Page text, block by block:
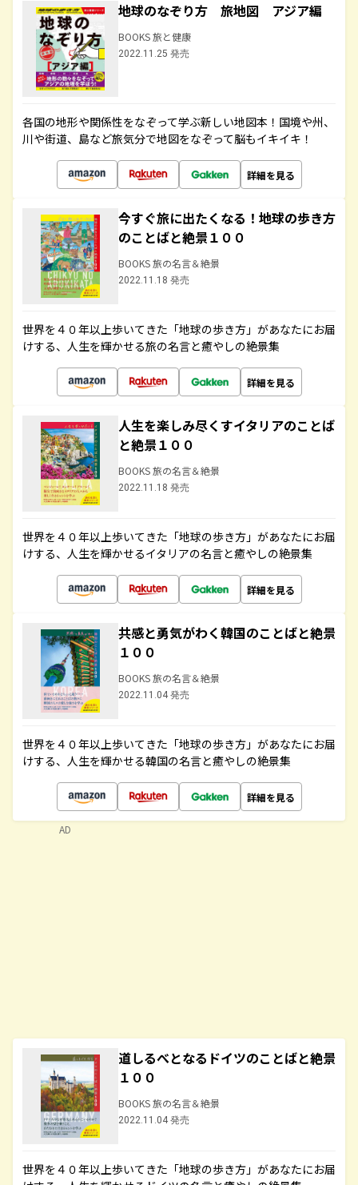
地球のなぞり方 旅地図 アジア編
BOOKS 旅と健康
2022.11.25 発売
各国の地形や関係性をなぞって学ぶ新しい地図本！国境や州、
川や街道、島など旅気分で地図をなぞって脳もイキイキ！
詳細を見る
今すぐ旅に出たくなる！地球の歩き方
のことばと絶景１００
BOOKS 旅の名言＆絶景
2022.11.18 発売
世界を４０年以上歩いてきた「地球の歩き方」があなたにお届
けする、人生を輝かせる旅の名言と癒やしの絶景集
詳細を見る
人生を楽しみ尽くすイタリアのことば
と絶景１００
BOOKS 旅の名言＆絶景
2022.11.18 発売
世界を４０年以上歩いてきた「地球の歩き方」があなたにお届
けする、人生を輝かせるイタリアの名言と癒やしの絶景集
詳細を見る
共感と勇気がわく韓国のことばと絶景
１００
BOOKS 旅の名言＆絶景
2022.11.04 発売
世界を４０年以上歩いてきた「地球の歩き方」があなたにお届
けする、人生を輝かせる韓国の名言と癒やしの絶景集
詳細を見る
道しるべとなるドイツのことばと絶景
１００
BOOKS 旅の名言＆絶景
2022.11.04 発売
世界を４０年以上歩いてきた「地球の歩き方」があなたにお届
AD